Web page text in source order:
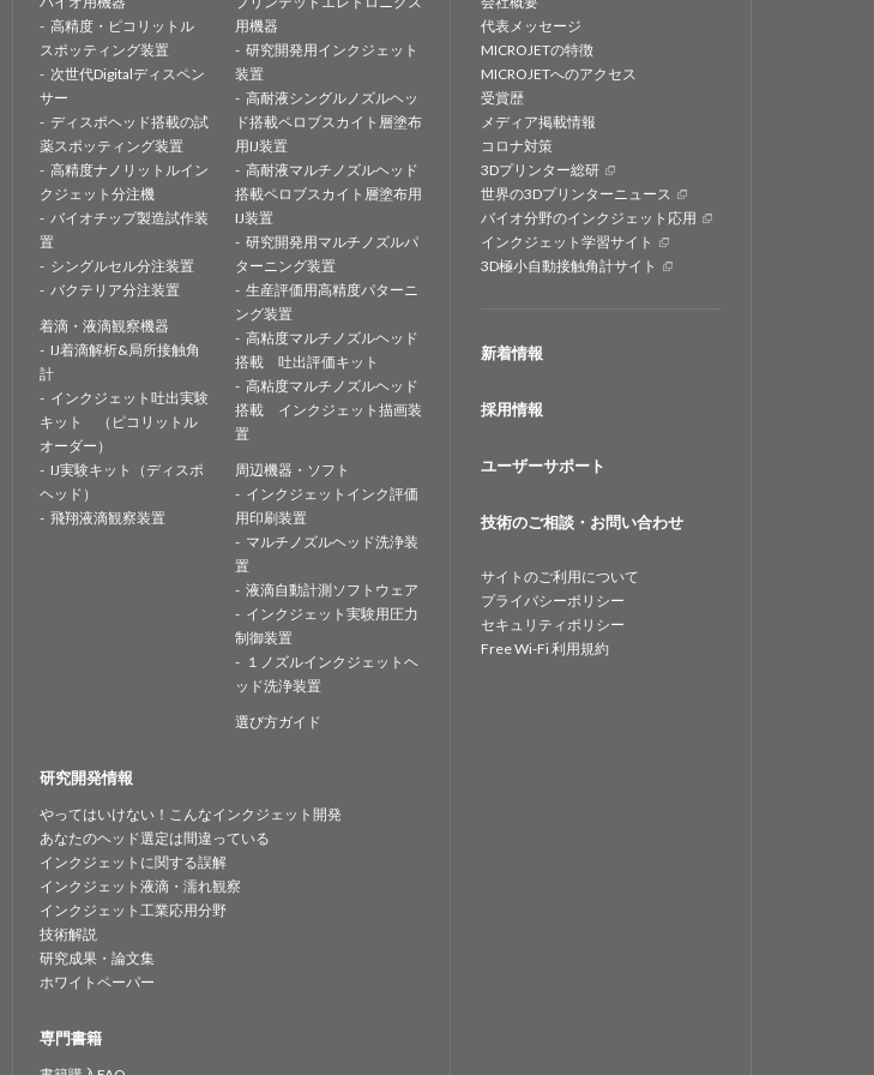
高精度・ピコリットル
スポッティング装置
次世代Digitalディスペン
サー
ディスポヘッド搭載の試
薬スポッティング装置
高精度ナノリットルイン
クジェット分注機
バイオチップ製造試作装
置
シングルセル分注装置
バクテリア分注装置
着滴・液滴観察機器
IJ着滴解析&局所接触角
計
インクジェット吐出実験
キット （ピコリットル
オーダー）
IJ実験キット（ディスポ
ヘッド）
飛翔液滴観察装置
用機器
研究開発用インクジェット
装置
高耐液シングルノズルヘッ
ド搭載ペロブスカイト層塗布
用IJ装置
高耐液マルチノズルヘッド
搭載ペロブスカイト層塗布用
IJ装置
研究開発用マルチノズルパ
ターニング装置
生産評価用高精度パターニ
ング装置
高粘度マルチノズルヘッド
搭載 吐出評価キット
高粘度マルチノズルヘッド
搭載 インクジェット描画装
置
周辺機器・ソフト
インクジェットインク評価
用印刷装置
マルチノズルヘッド洗浄装
置
液滴自動計測ソフトウェア
インクジェット実験用圧力
制御装置
１ノズルインクジェットヘ
ッド洗浄装置
選び方ガイド
研究開発情報
やってはいけない！こんなインクジェット開発
あなたのヘッド選定は間違っている
インクジェットに関する誤解
インクジェット液滴・濡れ観察
インクジェット工業応用分野
技術解説
研究成果・論文集
ホワイトペーパー
専門書籍
代表メッセージ
MICROJETの特徴
MICROJETへのアクセス
受賞歴
メディア掲載情報
コロナ対策
3Dプリンター総研
世界の3Dプリンターニュース
バイオ分野のインクジェット応用
インクジェット学習サイト
3D極小自動接触角計サイト
新着情報
採用情報
ユーザーサポート
技術のご相談・お問い合わせ
サイトのご利用について
プライバシーポリシー
セキュリティポリシー
Free Wi-Fi 利用規約